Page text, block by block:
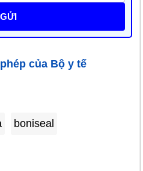
GỬI
của Bộ y tế
boniseal